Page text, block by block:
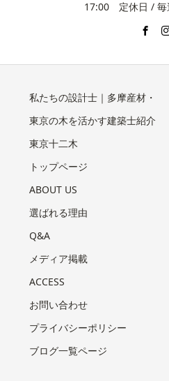
17:00 定休日 / 毎
私たちの設計士｜多摩産材・
東京の木を活かす建築士紹介
東京十二木
トップページ
ABOUT US
選ばれる理由
Q&A
メディア掲載
ACCESS
お問い合わせ
プライバシーポリシー
ブログ一覧ページ